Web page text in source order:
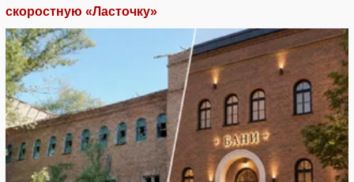
скоростную «Ласточку»